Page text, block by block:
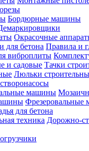
Бордюрные машины
Окрасочные
Правила и
Тачки
Люльки
Фрезеровальные
для бетона
Дорожно-